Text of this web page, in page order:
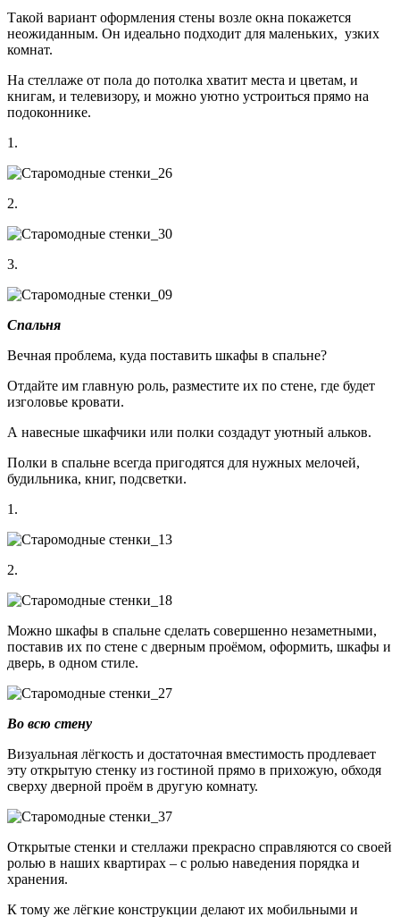
Такой вариант оформления стены возле окна покажется
неожиданным. Он идеально подходит для маленьких, узких
комнат.
На стеллаже от пола до потолка хватит места и цветам, и
книгам, и телевизору, и можно уютно устроиться прямо на
подоконнике.
1.
2.
3.
Спальня
Вечная проблема, куда поставить шкафы в спальне?
Отдайте им главную роль, разместите их по стене, где будет
изголовье кровати.
А навесные шкафчики или полки создадут уютный альков.
Полки в спальне всегда пригодятся для нужных мелочей,
будильника, книг, подсветки.
1.
2.
Можно шкафы в спальне сделать совершенно незаметными,
поставив их по стене с дверным проёмом, оформить, шкафы и
дверь, в одном стиле.
Во всю стену
Визуальная лёгкость и достаточная вместимость продлевает
эту открытую стенку из гостиной прямо в прихожую, обходя
сверху дверной проём в другую комнату.
Открытые стенки и стеллажи прекрасно справляются со своей
ролью в наших квартирах – с ролью наведения порядка и
хранения.
К тому же лёгкие конструкции делают их мобильными и